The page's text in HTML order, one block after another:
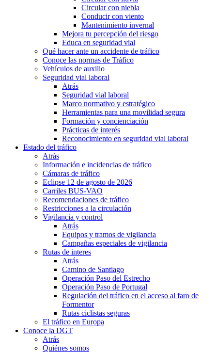
Circular con niebla
Conducir con viento
Mantenimiento invernal
Mejora tu percepción del riesgo
Educa en seguridad vial
Qué hacer ante un accidente de tráfico
Conoce las normas de Tráfico
Vehículos de auxilio
Seguridad vial laboral
Atrás
Seguridad vial laboral
Marco normativo y estratégico
Herramientas para una movilidad segura
Formación y concienciación
Prácticas de interés
Reconocimiento en seguridad vial laboral
Estado del tráfico
Atrás
Información e incidencias de tráfico
Cámaras de tráfico
Eclipse 12 de agosto de 2026
Carriles BUS-VAO
Recomendaciones de tráfico
Restricciones a la circulación
Vigilancia y control
Atrás
Equipos y tramos de vigilancia
Campañas especiales de vigilancia
Rutas de interes
Atrás
Camino de Santiago
Operación Paso del Estrecho
Operación Paso de Portugal
Regulación del tráfico en el acceso al faro de
Formentor
Rutas ciclistas seguras
El tráfico en Europa
Conoce la DGT
Atrás
Quiénes somos